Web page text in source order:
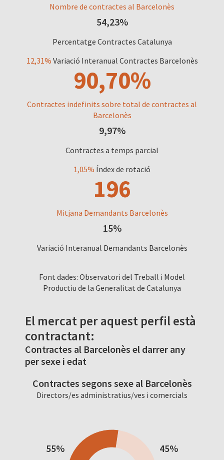
Nombre de contractes al Barcelonès
54,23%
Percentatge Contractes Catalunya
12,31% Variació Interanual Contractes Barcelonès
90,70%
Contractes indefinits sobre total de contractes al
Barcelonès
9,97%
Contractes a temps parcial
1,05% Índex de rotació
196
Mitjana Demandants Barcelonès
15%
Variació Interanual Demandants Barcelonès
Font dades: Observatori del Treball i Model
Productiu de la Generalitat de Catalunya
El mercat per aquest perfil està
contractant:
Contractes al Barcelonès el darrer any
per sexe i edat
Contractes segons sexe al Barcelonès
Directors/es administratius/ves i comercials
55% 45%